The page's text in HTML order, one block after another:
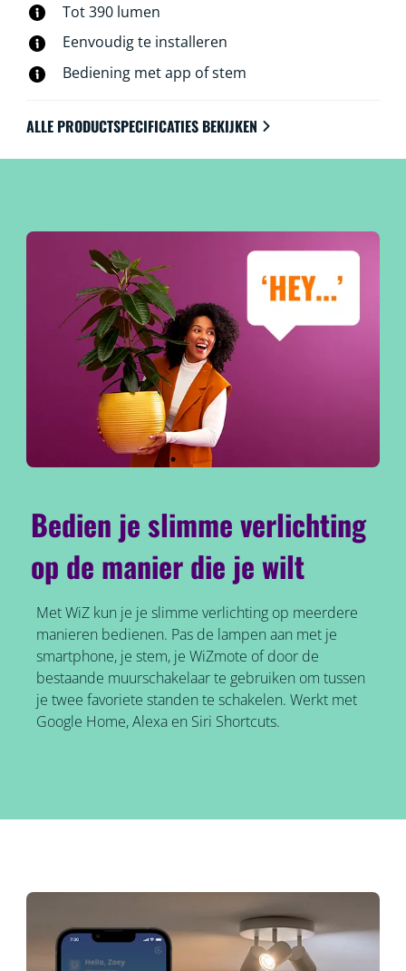
Tot 390 lumen
Eenvoudig te installeren
Bediening met app of stem
ALLE PRODUCTSPECIFICATIES BEKIJKEN
Bedien je slimme verlichting
op de manier die je wilt
Met WiZ kun je je slimme verlichting op meerdere
manieren bedienen. Pas de lampen aan met je
smartphone, je stem, je WiZmote of door de
bestaande muurschakelaar te gebruiken om tussen
je twee favoriete standen te schakelen. Werkt met
Google Home, Alexa en Siri Shortcuts.